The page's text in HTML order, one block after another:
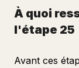
À quoi
l'étape 25
Avant ces